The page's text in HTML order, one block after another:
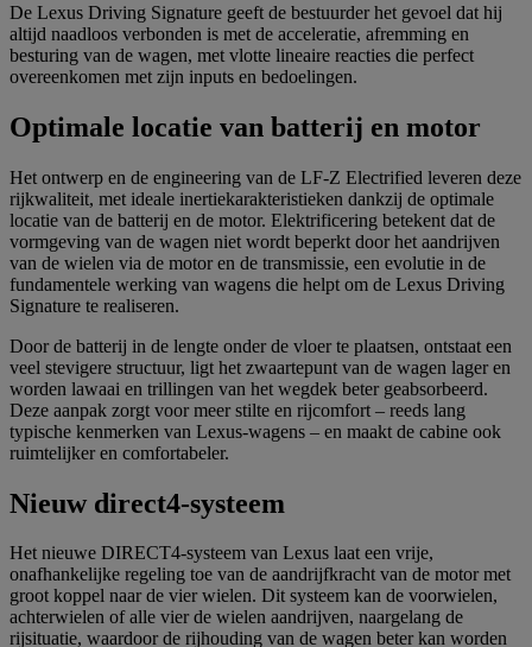
De Lexus Driving Signature geeft de bestuurder het gevoel dat hij
altijd naadloos verbonden is met de acceleratie, afremming en
besturing van de wagen, met vlotte lineaire reacties die perfect
overeenkomen met zijn inputs en bedoelingen.
Optimale locatie van batterij en motor
Het ontwerp en de engineering van de LF-Z Electrified leveren deze
rijkwaliteit, met ideale inertiekarakteristieken dankzij de optimale
locatie van de batterij en de motor. Elektrificering betekent dat de
vormgeving van de wagen niet wordt beperkt door het aandrijven
van de wielen via de motor en de transmissie, een evolutie in de
fundamentele werking van wagens die helpt om de Lexus Driving
Signature te realiseren.
Door de batterij in de lengte onder de vloer te plaatsen, ontstaat een
veel stevigere structuur, ligt het zwaartepunt van de wagen lager en
worden lawaai en trillingen van het wegdek beter geabsorbeerd.
Deze aanpak zorgt voor meer stilte en rijcomfort – reeds lang
typische kenmerken van Lexus-wagens – en maakt de cabine ook
ruimtelijker en comfortabeler.
Nieuw direct4-systeem
Het nieuwe DIRECT4-systeem van Lexus laat een vrije,
onafhankelijke regeling toe van de aandrijfkracht van de motor met
groot koppel naar de vier wielen. Dit systeem kan de voorwielen,
achterwielen of alle vier de wielen aandrijven, naargelang de
rijsituatie, waardoor de rijhouding van de wagen beter kan worden